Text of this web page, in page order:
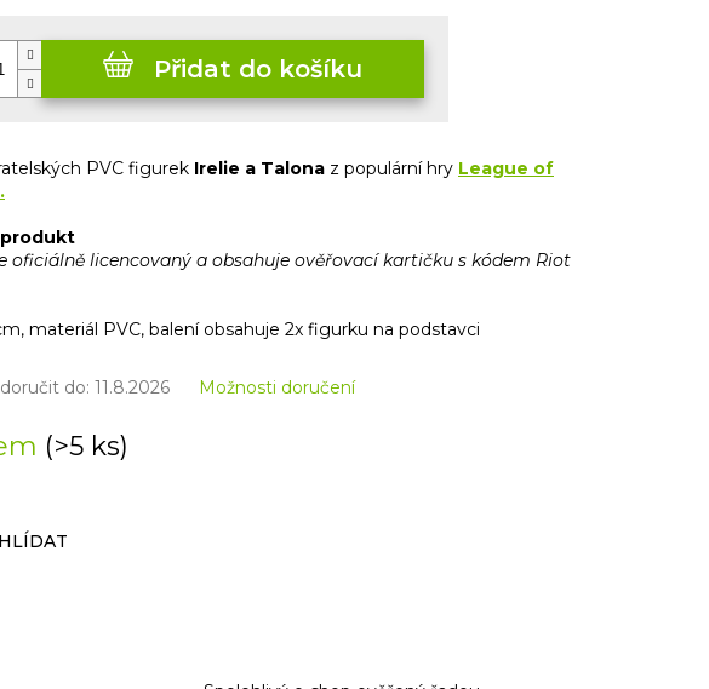
(>5 ks)
do: 11.8.2026 Možnosti doručení
Přidat do košíku
PVC figurek Irelie a Talona z populární hry League of
oficiálně licencovaný a obsahuje ověřovací kartičku s kódem Riot
materiál PVC, balení obsahuje 2x figurku na podstavci
HLÍDAT